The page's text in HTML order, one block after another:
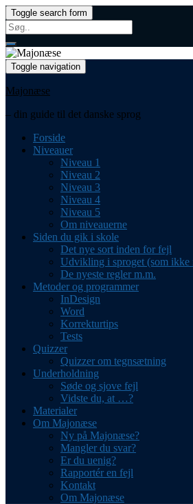
Toggle search form
Search
for:
Toggle navigation
Majonæse
– din guide til det danske sprog
Forside
Niveauer
Niveau 1
Niveau 2
Niveau 3
Niveau 4
Niveau 5
Om niveauerne
Siden du gik i skole
Det nye sort inden for fejl
Udvikling i sproget (som ikke
De nyeste regler m.m.
Metoder og programmer
InDesign
Word
Korrekturtips
Tests
Quizzer
Quizzer om tegnsætning
Underholdning
Søde og sjove fejl
Vidste du, at …?
Materialer
Om Majonæse
Ny på Majonæse?
Mangler du svar?
Er du uenig?
Rapportér en fejl
Kontakt
Om Majonæse